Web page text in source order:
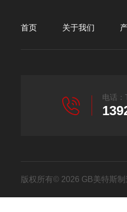
首页 关于我们
电话：
版权所有© 2026 GB美特斯